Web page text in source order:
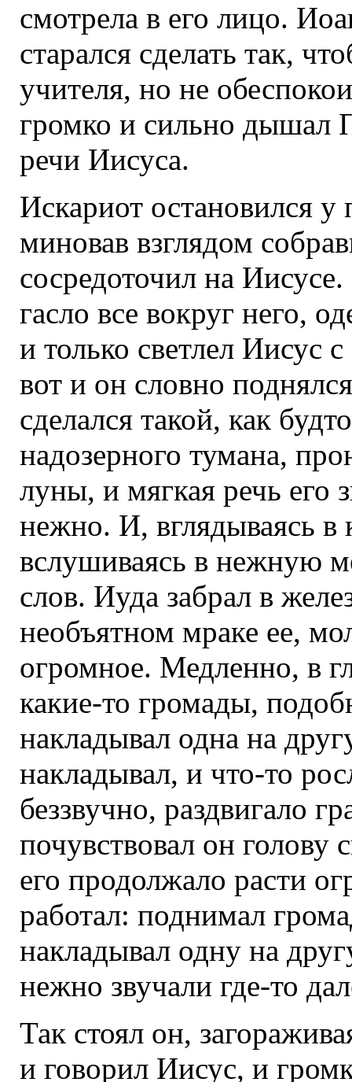
смотрела в его лицо.
старался сделать так,
учителя, но не
громко и сильно дышал
речи Иисуса.
Искариот остановился у
миновав взглядом
сосредоточил на
гасло все вокруг него,
и только светлел Иисус
вот и он словно
сделался такой, как
надозерного тумана,
луны, и мягкая речь его
нежно. И, вглядываясь
вслушиваясь в нежную
слов. Иуда забрал в
необъятном мраке ее,
огромное. Медленно, в
какие-то громады,
накладывал одна на
накладывал, и что-то
беззвучно, раздвигало
почувствовал он
его продолжало расти
работал: поднимал
накладывал одну на
нежно звучали где-то
Так стоял он,
и говорил Иисус, и